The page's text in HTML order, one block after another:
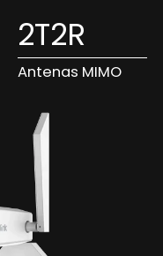
2T2R
Antenas MIMO